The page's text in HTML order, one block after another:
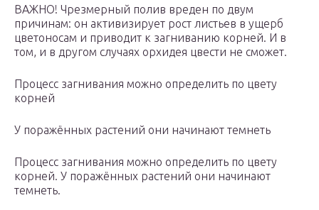
ВАЖНО! Чрезмерный полив вреден по двум
причинам: он активизирует рост листьев в ущерб
цветоносам и приводит к загниванию корней. И в
том, и в другом случаях орхидея цвести не сможет.
Процесс загнивания можно определить по цвету
корней
У поражённых растений они начинают темнеть
Процесс загнивания можно определить по цвету
корней. У поражённых растений они начинают
темнеть.